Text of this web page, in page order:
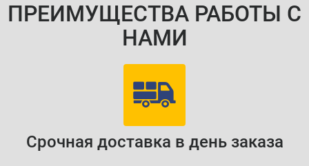
ПРЕИМУЩЕСТВА РАБОТЫ С
НАМИ
Срочная доставка в день заказа